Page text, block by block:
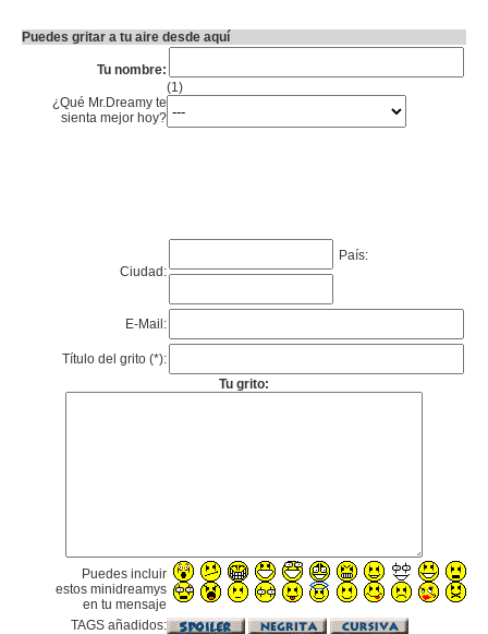
Puedes gritar a tu aire desde aquí
Tu nombre:
(1)
¿Qué Mr.Dreamy te
sienta mejor hoy?
Ciudad:
País:
E-Mail:
Título del grito (*):
Tu grito:
Puedes incluir
estos minidreamys
en tu mensaje
TAGS añadidos: